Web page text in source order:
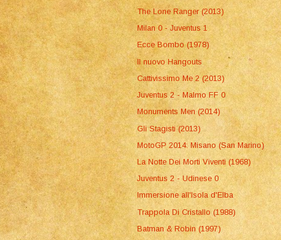
The Lone Ranger (2013)
Milan 0 - Juventus 1
Ecce Bombo (1978)
Il nuovo Hangouts
Cattivissimo Me 2 (2013)
Juventus 2 - Malmo FF 0
Monuments Men (2014)
Gli Stagisti (2013)
MotoGP 2014: Misano (San Marino)
La Notte Dei Morti Viventi (1968)
Juventus 2 - Udinese 0
Immersione all'Isola d'Elba
Trappola Di Cristallo (1988)
Batman & Robin (1997)